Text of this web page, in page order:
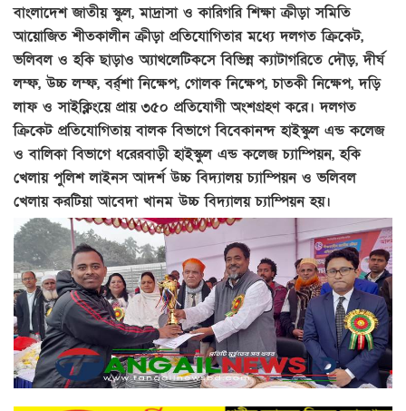
বাংলাদেশ জাতীয় স্কুল, মাদ্রাসা ও কারিগরি শিক্ষা ক্রীড়া সমিতি
আয়োজিত শীতকালীন ক্রীড়া প্রতিযোগিতার মধ্যে দলগত ক্রিকেট,
ভলিবল ও হকি ছাড়াও অ্যাথলেটিকসে বিভিন্ন ক্যাটাগরিতে দৌড়, দীর্ঘ
লম্ফ, উচ্চ লম্ফ, বর্র্শা নিক্ষেপ, গোলক নিক্ষেপ, চাতকী নিক্ষেপ, দড়ি
লাফ ও সাইক্লিংয়ে প্রায় ৩৫০ প্রতিযোগী অংশগ্রহণ করে। দলগত
ক্রিকেট প্রতিযোগিতায় বালক বিভাগে বিবেকানন্দ হাইস্কুল এন্ড কলেজ
ও বালিকা বিভাগে ধরেরবাড়ী হাইস্কুল এন্ড কলেজ চ্যাম্পিয়ন, হকি
খেলায় পুলিশ লাইনস আদর্শ উচ্চ বিদ্যালয় চ্যাম্পিয়ন ও ভলিবল
খেলায় করটিয়া আবেদা খানম উচ্চ বিদ্যালয় চ্যাম্পিয়ন হয়।